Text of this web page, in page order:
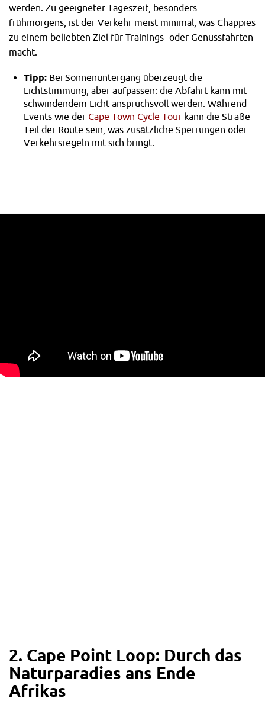
werden. Zu geeigneter Tageszeit, besonders
frühmorgens, ist der Verkehr meist minimal, was Chappies
zu einem beliebten Ziel für Trainings- oder Genussfahrten
macht.
Tipp: Bei Sonnenuntergang überzeugt die
Lichtstimmung, aber aufpassen: die Abfahrt kann mit
schwindendem Licht anspruchsvoll werden. Während
Events wie der Cape Town Cycle Tour kann die Straße
Teil der Route sein, was zusätzliche Sperrungen oder
Verkehrsregeln mit sich bringt.
2. Cape Point Loop: Durch das
Naturparadies ans Ende
Afrikas